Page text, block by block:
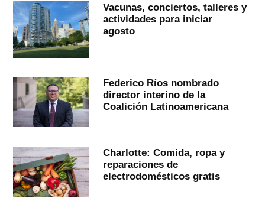
Vacunas, conciertos, talleres y
actividades para iniciar
agosto
Federico Ríos nombrado
director interino de la
Coalición Latinoamericana
Charlotte: Comida, ropa y
reparaciones de
electrodomésticos gratis